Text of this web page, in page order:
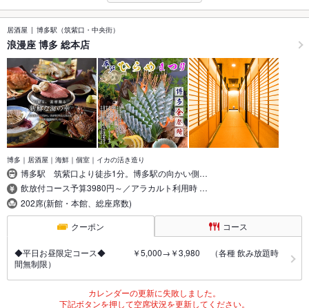
居酒屋 博多駅（筑紫口・中央街）
浪漫座 博多 総本店
博多｜居酒屋｜海鮮｜個室｜イカの活き造り
博多駅 筑紫口より徒歩1分。博多駅の向かい側…
飲放付コース予算3980円～／アラカルト利用時 …
202席(新館・本館、総座席数)
クーポン コース
◆平日お昼限定コース◆ ￥5,000→￥3,980 （各種 飲み放題時
間無制限）
カレンダーの更新に失敗しました。
下記ボタンを押して空席状況を更新してください。